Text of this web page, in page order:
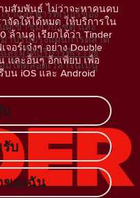
มสัมพันธ์ ไม่ว่าจะหาคนคบ
จัดให้ได้หมด ให้บริการใน
ล้านคู่ เรียกได้ว่า Tinder
อร์เจ๋งๆ อย่าง Double
และอื่นๆ อีกเพียบ เพื่อ
น iOS และ Android
ราและพาร์ทเนอร์ของ
ผู้เข้าชมเว็บไซต์ และ
าปรับปรุงแผนการตลาด
ละผู้ให้บริการที่เราใช้
ได้ตลอดเวลาในเมนู
บ
ของฉัน